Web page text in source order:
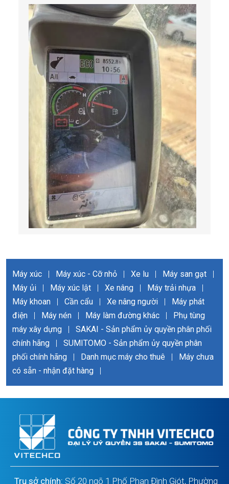
Máy xúc | Máy xúc - Cỡ nhỏ | Xe lu | Máy san gạt
|
Máy ủi
| Máy xúc lật | Xe nâng | Máy trải nhựa
|
Máy khoan
| Cần cẩu | Xe nâng người |
Máy phát
điện
| Máy nén | Máy làm đường khác |
Phụ tùng
máy xây dựng
|
SAKAI - Sản phẩm ủy quyền phân phối
chính hãng
|
SUMITOMO - Sản phẩm ủy quyền phân
phối chính hãng
| Danh mục máy cho thuê |
Máy chưa
có sẵn - nhận đặt hàng
|
Trụ sở chính: Số 20 ngõ 1 Phố Phan Đình Giót, Phường